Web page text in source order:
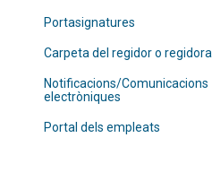
Portasignatures
Carpeta del regidor o regidora
Notificacions/Comunicacions
electròniques
Portal dels empleats